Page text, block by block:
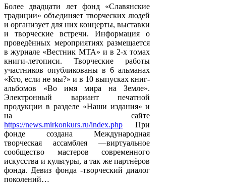
Более двадцати лет фонд «Славянские
традиции» объединяет творческих людей
и организует для них концерты, выставки
и творческие встречи. Информация о
проведённых мероприятиях размещается
в журнале «Вестник МТА» и в 2-х томах
книги-летописи. Творческие работы
участников опубликованы в 6 альманах
«Кто, если не мы?» и в 10 выпусках книг-
альбомов «Во имя мира на Земле».
Электронный вариант печатной
продукции в разделе «Наши издания» и
на сайте
https://news.mirkonkurs.ru/index.php При
фонде создана Международная
творческая ассамблея —виртуальное
сообщество мастеров современного
искусства и культуры, а так же партнёров
фонда. Девиз фонда -творческий диалог
поколений…